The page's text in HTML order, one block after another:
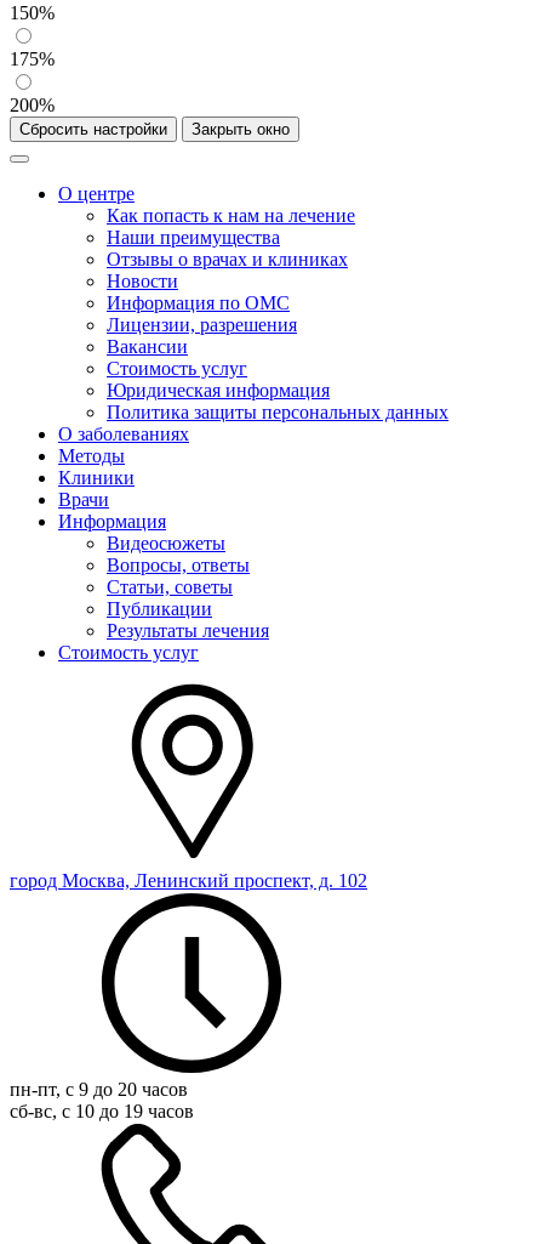
150%
175%
200%
Сбросить настройки Закрыть окно
О центре
Как попасть к нам на лечение
Наши преимущества
Отзывы о врачах и клиниках
Новости
Информация по ОМС
Лицензии, разрешения
Вакансии
Стоимость услуг
Юридическая информация
Политика защиты персональных данных
О заболеваниях
Методы
Клиники
Врачи
Информация
Видеосюжеты
Вопросы, ответы
Статьи, советы
Публикации
Результаты лечения
Стоимость услуг
город Москва, Ленинский проспект, д. 102
пн-пт, с 9 до 20 часов
сб-вс, с 10 до 19 часов